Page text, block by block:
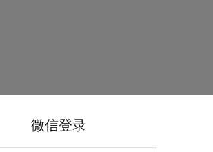
微信登录